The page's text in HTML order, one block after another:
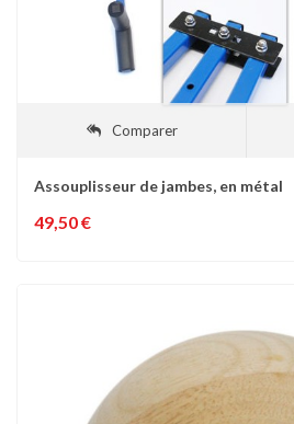
Comparer
Assouplisseur de jambes, en métal
49,50 €